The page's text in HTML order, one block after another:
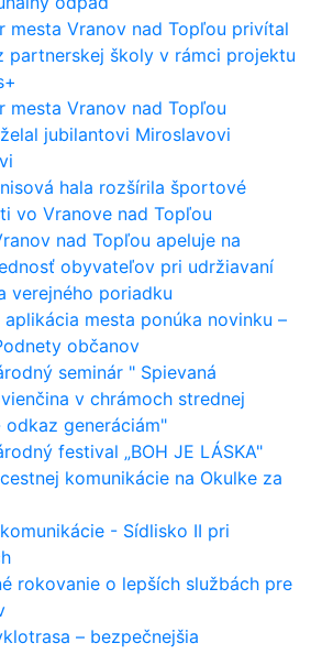
mesta Vranov nad Topľou privítal
partnerskej školy v rámci projektu
mesta Vranov nad Topľou
jubilantovi Miroslavovi
hala rozšírila športové
vo Vranove nad Topľou
nad Topľou apeluje na
obyvateľov pri udržiavaní
verejného poriadku
aplikácia mesta ponúka novinku –
občanov
seminár " Spievaná
v chrámoch strednej
odkaz generáciám"
festival „BOH JE LÁSKA"
komunikácie na Okulke za
- Sídlisko II pri
rokovanie o lepších službách pre
– bezpečnejšia